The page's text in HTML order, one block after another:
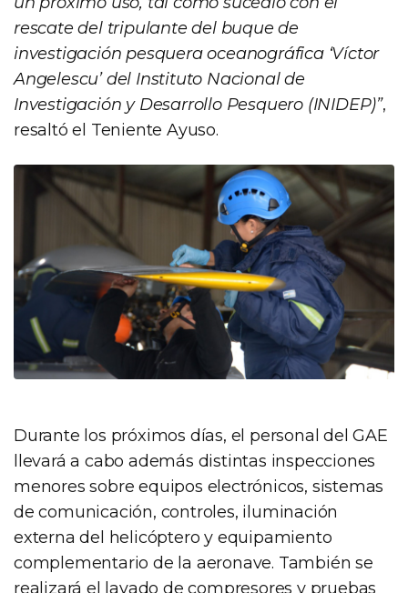
rescate del tripulante del buque de
investigación pesquera oceanográfica ‘Víctor
Angelescu’ del Instituto Nacional de
Investigación y Desarrollo Pesquero (INIDEP)”,
resaltó el Teniente Ayuso.
Durante los próximos días, el personal del GAE
llevará a cabo además distintas inspecciones
menores sobre equipos electrónicos, sistemas
de comunicación, controles, iluminación
externa del helicóptero y equipamiento
complementario de la aeronave. También se
realizará el lavado de compresores y pruebas